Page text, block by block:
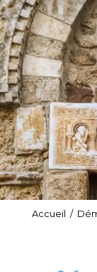
Accueil /